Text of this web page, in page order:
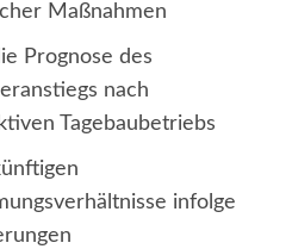
Maßnahmen
Prognose des
nach
Tagebaubetriebs
infolge